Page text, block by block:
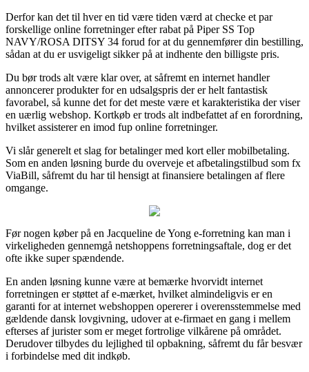
Derfor kan det til hver en tid være tiden værd at checke et par
forskellige online forretninger efter rabat på Piper SS Top
NAVY/ROSA DITSY 34 forud for at du gennemfører din bestilling,
sådan at du er usvigeligt sikker på at indhente den billigste pris.
Du bør trods alt være klar over, at såfremt en internet handler
annoncerer produkter for en udsalgspris der er helt fantastisk
favorabel, så kunne det for det meste være et karakteristika der viser
en uærlig webshop. Kortkøb er trods alt indbefattet af en forordning,
hvilket assisterer en imod fup online forretninger.
Vi slår generelt et slag for betalinger med kort eller mobilbetaling.
Som en anden løsning burde du overveje et afbetalingstilbud som fx
ViaBill, såfremt du har til hensigt at finansiere betalingen af flere
omgange.
Før nogen køber på en Jacqueline de Yong e-forretning kan man i
virkeligheden gennemgå netshoppens forretningsaftale, dog er det
ofte ikke super spændende.
En anden løsning kunne være at bemærke hvorvidt internet
forretningen er støttet af e-mærket, hvilket almindeligvis er en
garanti for at internet webshoppen opererer i overensstemmelse med
gældende dansk lovgivning, udover at e-firmaet en gang i mellem
efterses af jurister som er meget fortrolige vilkårene på området.
Derudover tilbydes du lejlighed til opbakning, såfremt du får besvær
i forbindelse med dit indkøb.